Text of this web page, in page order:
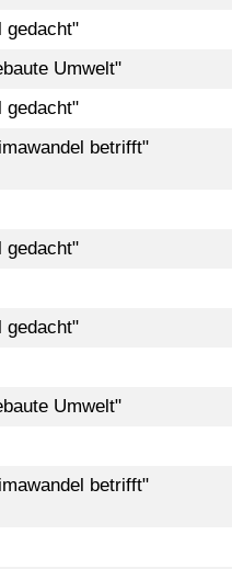
gedacht"
Umwelt"
gedacht"
betrifft"
gedacht"
gedacht"
Umwelt"
betrifft"